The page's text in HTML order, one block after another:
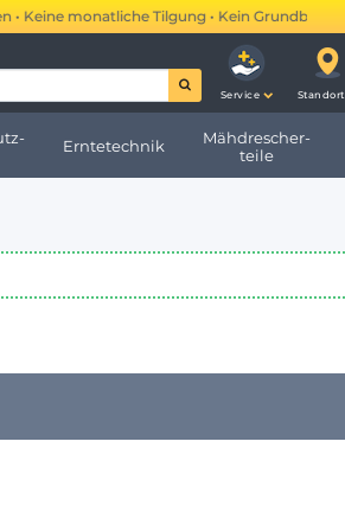
monatliche Tilgung • Kein Grundbucheintrag •
Service Standort
Erntetechnik
Mähdrescher-
teile